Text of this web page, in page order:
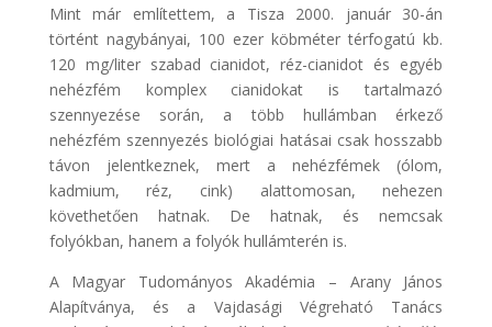
Mint már említettem, a Tisza 2000. január 30-án
történt nagybányai, 100 ezer köbméter térfogatú kb.
120 mg/liter szabad cianidot, réz-cianidot és egyéb
nehézfém komplex cianidokat is tartalmazó
szennyezése során, a több hullámban érkező
nehézfém szennyezés biológiai hatásai csak hosszabb
távon jelentkeznek, mert a nehézfémek (ólom,
kadmium, réz, cink) alattomosan, nehezen
követhetően hatnak. De hatnak, és nemcsak
folyókban, hanem a folyók hullámterén is.
A Magyar Tudományos Akadémia – Arany János
Alapítványa, és a Vajdasági Végreható Tanács